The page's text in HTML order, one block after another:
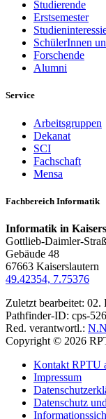
Studierende
Erstsemester
SchülerInnen
Forschende
Alumni
Service
Arbeitsgruppen
Dekanat
SCI
Fachschaft
Mensa
Fachbereich Informatik
Informatik in
Gottlieb-Daimler-
Gebäude 48
67663 Kaiserslautern
49.42354, 7.75376
Zuletzt bearbeitet: 02.
Pathfinder-ID: cps-526
Red. verantwortl.:
Copyright © 2026
Kontakt RPTU
Impressum
Datenschutz